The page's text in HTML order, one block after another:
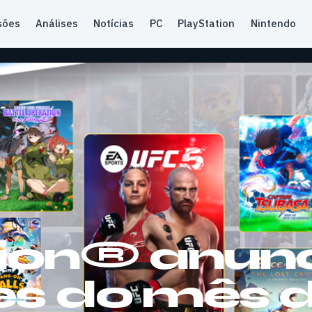
Análises Notícias PC PlayStation Nintendo
do mês